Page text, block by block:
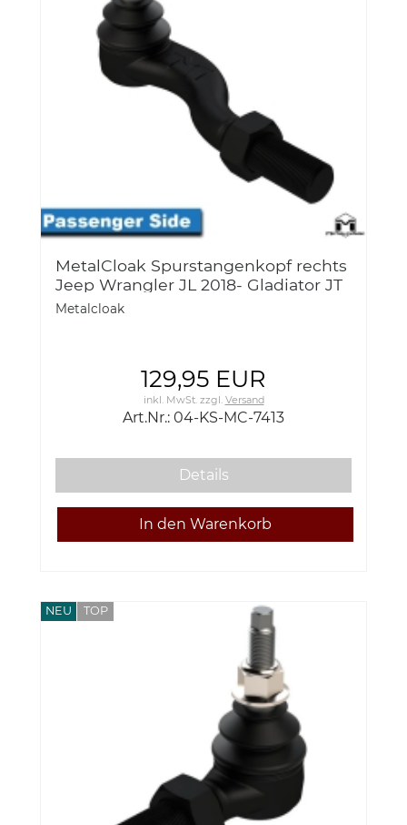
MetalCloak Spurstangenkopf rechts
Jeep Wrangler JL 2018- Gladiator JT
Metalcloak
129,95 EUR
inkl. MwSt.zzgl. Versand
Art.Nr.: 04-KS-MC-7413
Details
NEU TOP